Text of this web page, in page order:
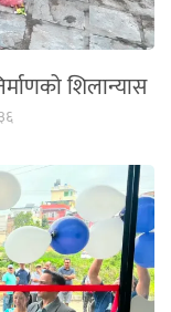
शिलान्यास